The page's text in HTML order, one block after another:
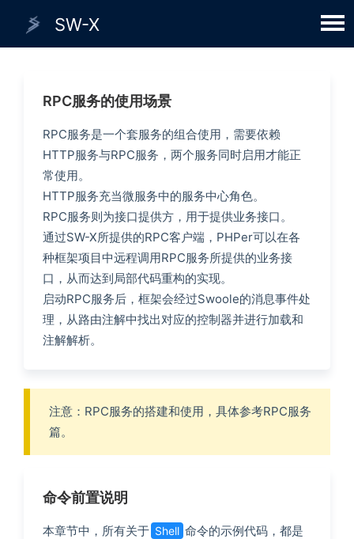
SW-X
RPC服务的使用场景
RPC服务是一个套服务的组合使用，需要依赖
HTTP服务与RPC服务，两个服务同时启用才能正
常使用。
HTTP服务充当微服务中的服务中心角色。
RPC服务则为接口提供方，用于提供业务接口。
通过SW-X所提供的RPC客户端，PHPer可以在各
种框架项目中远程调用RPC服务所提供的业务接
口，从而达到局部代码重构的实现。
启动RPC服务后，框架会经过Swoole的消息事件处
理，从路由注解中找出对应的控制器并进行加载和
注解解析。
注意：RPC服务的搭建和使用，具体参考RPC服务
篇。
命令前置说明
本章节中，所有关于 Shell 命令的示例代码，都是